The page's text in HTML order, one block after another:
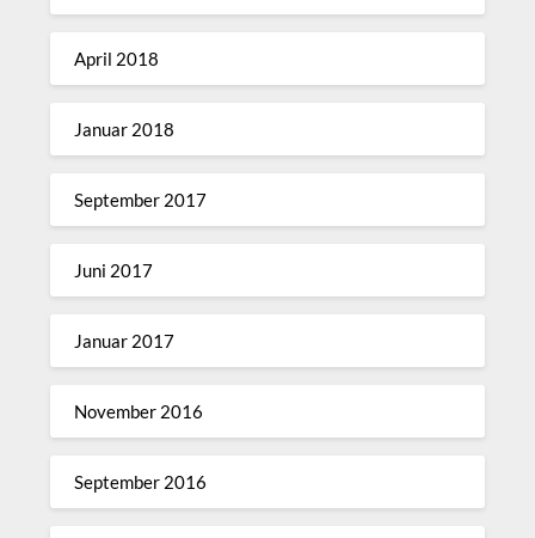
April 2018
Januar 2018
September 2017
Juni 2017
Januar 2017
November 2016
September 2016